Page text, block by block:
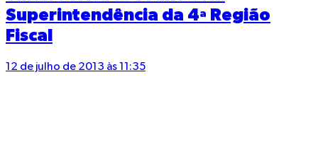
Superintendência da 4ª Região
Fiscal
12 de julho de 2013 às 11:35